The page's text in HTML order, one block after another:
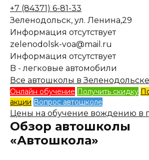
+7 (84371) 6-81-33
Зеленодольск, ул. Ленина,29
Информация отсутствует
zelenodolsk-voa@mail.ru
Информация отсутствует
B - легковые автомобили
Все автошколы в
Онлайн обучение Получить скидку
акции Вопрос автошколе
Цены на обучение вождению в
Обзор автошколы
«Автошкола»